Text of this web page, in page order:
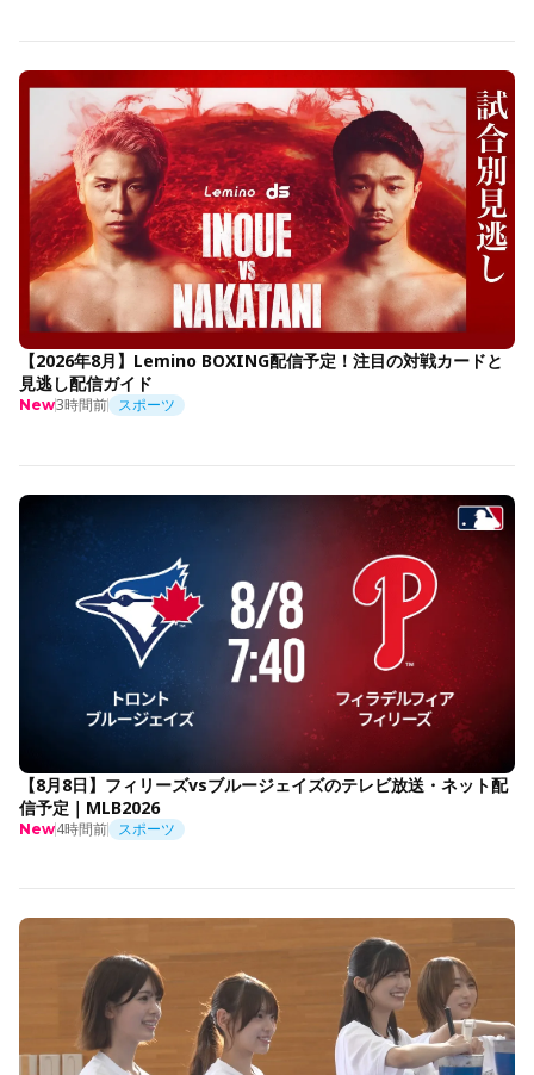
【2026年8月】Lemino BOXING配信予定！注目の対戦カードと
見逃し配信ガイド
New3時間前 スポーツ
【8月8日】フィリーズvsブルージェイズのテレビ放送・ネット配
信予定｜MLB2026
New4時間前 スポーツ